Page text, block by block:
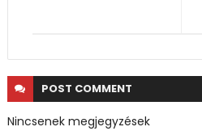
POST COMMENT
Nincsenek megjegyzések